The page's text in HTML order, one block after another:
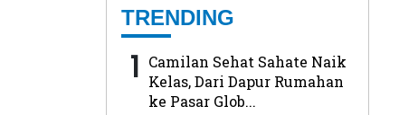
TRENDING
1 Camilan Sehat Sahate Naik
Kelas, Dari Dapur Rumahan
ke Pasar Glob...